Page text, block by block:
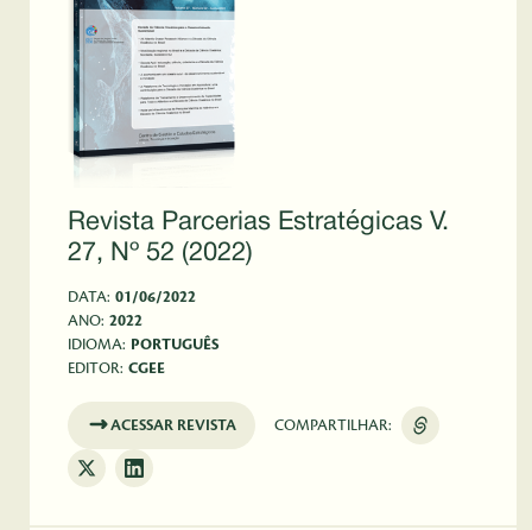
Revista Parcerias Estratégicas V.
27, Nº 52 (2022)
DATA: 01/06/2022
ANO: 2022
IDIOMA: PORTUGUÊS
EDITOR: CGEE
ACESSAR REVISTA COMPARTILHAR: